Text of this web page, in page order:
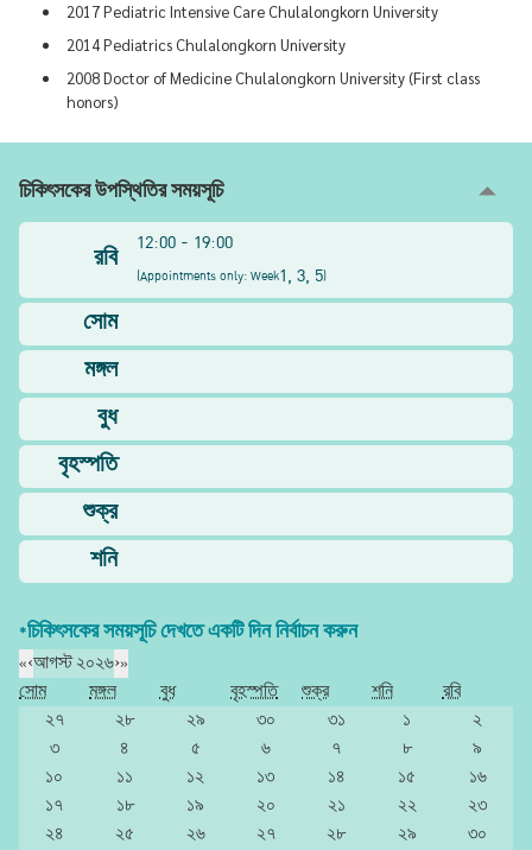
2017 Pediatric Intensive Care Chulalongkorn University
2014 Pediatrics Chulalongkorn University
2008 Doctor of Medicine Chulalongkorn University (First class
honors)
চিকিৎসকের উপস্থিতির সময়সূচি
রবি
12:00 - 19:00
(Appointments only: Week1, 3, 5)
সোম
মঙ্গল
বুধ
বৃহস্পতি
শুক্র
শনি
*চিকিৎসকের সময়সূচি দেখতে একটি দিন নির্বাচন করুন
«‹আগস্ট ২০২৬›»
সোম
মঙ্গল বুধ বৃহস্পতি শুক্র শনি
রবি
২৭
২৮ ২৯ ৩০ ৩১ ১
২
৩
৪ ৫ ৬ ৭ ৮
৯
১০
১১ ১২ ১৩ ১৪ ১৫
১৬
১৭
১৮ ১৯ ২০ ২১ ২২
২৩
২৪
২৫ ২৬ ২৭ ২৮ ২৯
৩০